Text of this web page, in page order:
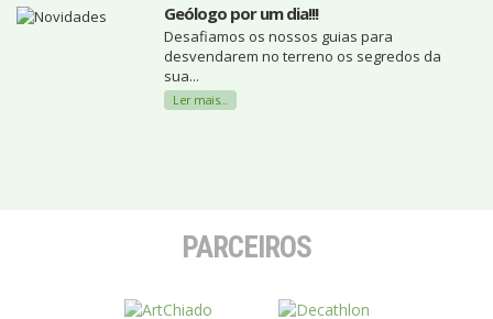
Geólogo por um dia!!!
Desafiamos os nossos guias para
desvendarem no terreno os segredos da
sua...
Ler mais...
PARCEIROS